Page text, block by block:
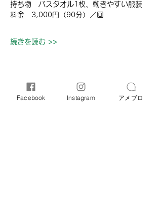
持ち物　バスタオル1枚、動きやすい服装
料金　3,000円（90分）／回
続きを読む >>
このイベントをシェア
Facebook Instagram アメブロ